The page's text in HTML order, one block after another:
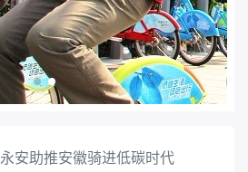
永安助推安徽骑进低碳时代